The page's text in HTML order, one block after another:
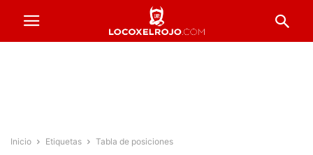
Inicio Etiquetas Tabla de posiciones